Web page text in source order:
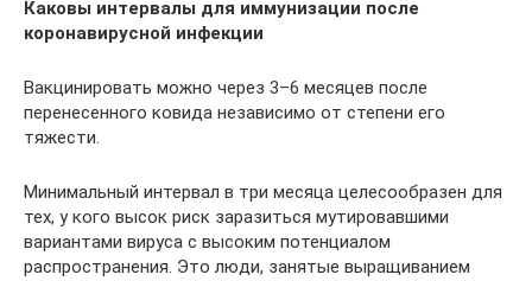
Каковы интервалы для иммунизации после
коронавирусной инфекции
Вакцинировать можно через 3–6 месяцев после
перенесенного ковида независимо от степени его
тяжести.
Минимальный интервал в три месяца целесообразен для
тех, у кого высок риск заразиться мутировавшими
вариантами вируса с высоким потенциалом
распространения. Это люди, занятые выращиванием